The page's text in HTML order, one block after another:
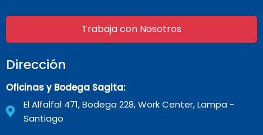
Trabaja con Nosotros
Dirección
Oficinas y Bodega Sagita:
El Alfalfal 471, Bodega 228, Work Center, Lampa -
Santiago